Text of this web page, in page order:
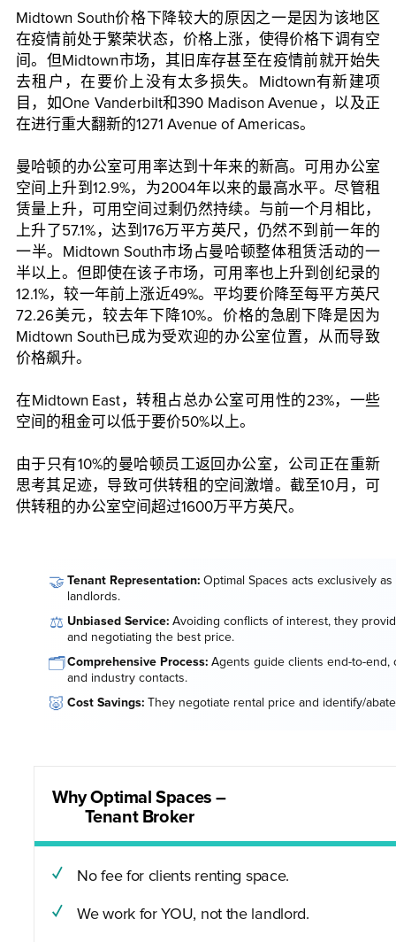
Midtown South价格下降较大的原因之一是因为该地区
在疫情前处于繁荣状态，价格上涨，使得价格下调有空
间。但Midtown市场，其旧库存甚至在疫情前就开始失
去租户，在要价上没有太多损失。Midtown有新建项
目，如One Vanderbilt和390 Madison Avenue，以及正
在进行重大翻新的1271 Avenue of Americas。
曼哈顿的办公室可用率达到十年来的新高。可用办公室
空间上升到12.9%，为2004年以来的最高水平。尽管租
赁量上升，可用空间过剩仍然持续。与前一个月相比，
上升了57.1%，达到176万平方英尺，仍然不到前一年的
一半。Midtown South市场占曼哈顿整体租赁活动的一
半以上。但即使在该子市场，可用率也上升到创纪录的
12.1%，较一年前上涨近49%。平均要价降至每平方英尺
72.26美元，较去年下降10%。价格的急剧下降是因为
Midtown South已成为受欢迎的办公室位置，从而导致
价格飙升。
在Midtown East，转租占总办公室可用性的23%，一些
空间的租金可以低于要价50%以上。
由于只有10%的曼哈顿员工返回办公室，公司正在重新
思考其足迹，导致可供转租的空间激增。截至10月，可
供转租的办公室空间超过1600万平方英尺。
🤝 Tenant Representation: Optimal Spaces acts exclusively
landlords.
⚖️ Unbiased Service: Avoiding conflicts of interest, they
and negotiating the best price.
🗂️Comprehensive Process: Agents guide clients end-to-end,
and industry contacts.
🐷 Cost Savings: They negotiate rental price and identify/
Why Optimal Spaces –
Tenant Broker
No fee for clients renting space.
We work for YOU, not the landlord.